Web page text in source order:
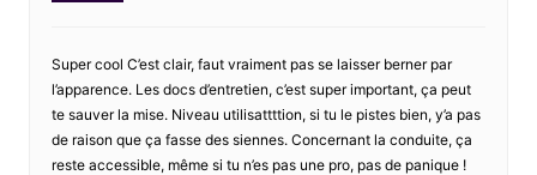
Super cool C’est clair, faut vraiment pas se laisser berner par
l’apparence. Les docs d’entretien, c’est super important, ça peut
te sauver la mise. Niveau utilisattttion, si tu le pistes bien, y’a pas
de raison que ça fasse des siennes. Concernant la conduite, ça
reste accessible, même si tu n’es pas une pro, pas de panique !